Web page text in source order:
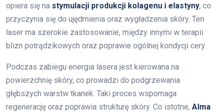
opiera się na stymulacji produkcji kolagenu i elastyny, co
przyczynia się do ujędrnienia oraz wygładzenia skóry. Ten
laser ma szerokie zastosowanie, między innymi w terapii
blizn potrądzikowych oraz poprawie ogólnej kondycji cery.
Podczas zabiegu energia lasera jest kierowana na
powierzchnię skóry, co prowadzi do podgrzewania
głębszych warstw tkanek. Taki proces wspomaga
regenerację oraz poprawia strukturę skóry. Co istotne, Alma